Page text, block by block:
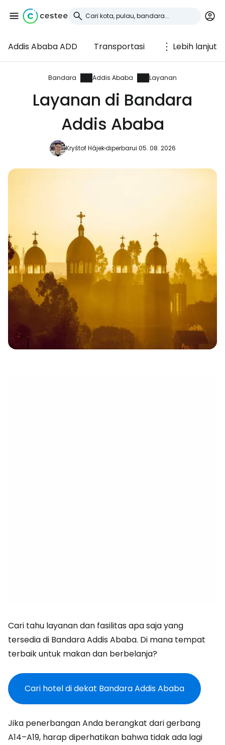
Addis Ababa ADD Transportasi Lebih lanjut
Bandara Addis Ababa Layanan
Layanan di Bandara
Addis Ababa
Kryštof Hájekdiperbarui 05. 08. 2026
Cari tahu layanan dan fasilitas apa saja yang
tersedia di Bandara Addis Ababa. Di mana tempat
terbaik untuk makan dan berbelanja?
Cari hotel di dekat Bandara Addis Ababa
Jika penerbangan Anda berangkat dari gerbang
A14–A19, harap diperhatikan bahwa tidak ada lagi
Masuk ke Cestee
... komunitas perjalanan di seluruh dunia
Lanjutkan dengan Facebook